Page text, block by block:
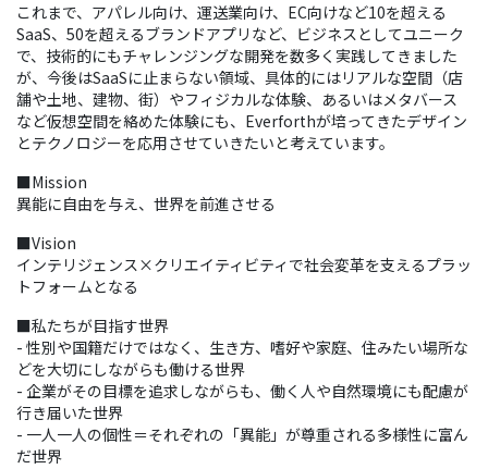
これまで、アパレル向け、運送業向け、EC向けなど10を超える
SaaS、50を超えるブランドアプリなど、ビジネスとしてユニーク
で、技術的にもチャレンジングな開発を数多く実践してきました
が、今後はSaaSに止まらない領域、具体的にはリアルな空間（店
舗や土地、建物、街）やフィジカルな体験、あるいはメタバース
など仮想空間を絡めた体験にも、Everforthが培ってきたデザイン
とテクノロジーを応用させていきたいと考えています。
■Mission
異能に自由を与え、世界を前進させる
■Vision
インテリジェンス×クリエイティビティで社会変革を支えるプラッ
トフォームとなる
■私たちが目指す世界
- 性別や国籍だけではなく、生き方、嗜好や家庭、住みたい場所な
どを大切にしながらも働ける世界
- 企業がその目標を追求しながらも、働く人や自然環境にも配慮が
行き届いた世界
- 一人一人の個性＝それぞれの「異能」が尊重される多様性に富ん
だ世界